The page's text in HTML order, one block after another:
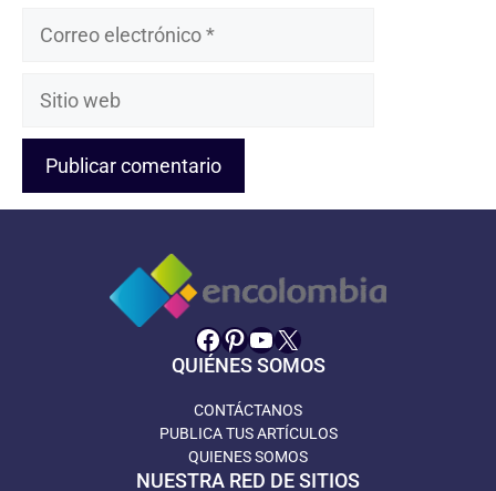
Correo
Sitio
Facebook
Pinterest
YouTube
X
QUIÉNES SOMOS
CONTÁCTANOS
PUBLICA TUS ARTÍCULOS
QUIENES SOMOS
NUESTRA RED DE SITIOS